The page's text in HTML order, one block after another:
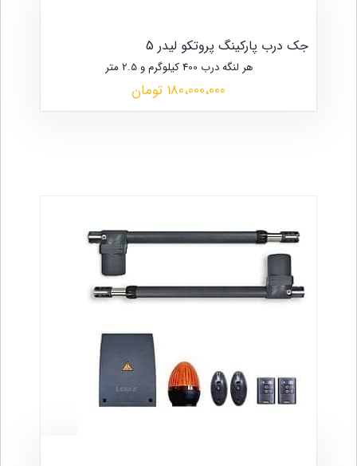
جک درب پارکینگ پروتکو لیدر 5
هر لنگه درب 400 کیلوگرم و 2.5 متر
180،000،000 تومان